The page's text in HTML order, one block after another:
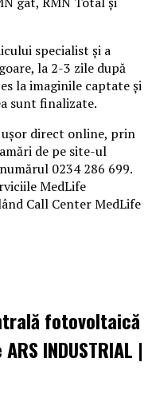
specialist și a
la 2-3 zile după
la imaginile captate și
sunt finalizate.
direct online, prin
de pe site-ul
0234 286 699.
MedLife
Call Center MedLife
fotovoltaică
INDUSTRIAL |